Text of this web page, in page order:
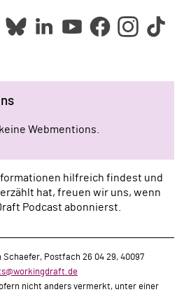
Webmentions.
hilfreich findest und
hat, freuen wir uns, wenn
Podcast abonnierst.
Schaefer, Postfach 26 04 29, 40097
nicht anders vermerkt, unter einer